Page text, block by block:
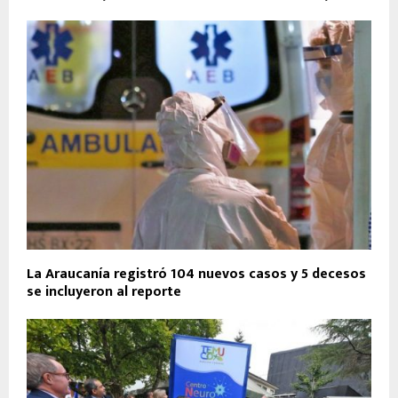
La Araucanía registró 104 nuevos casos y 5 decesos
se incluyeron al reporte